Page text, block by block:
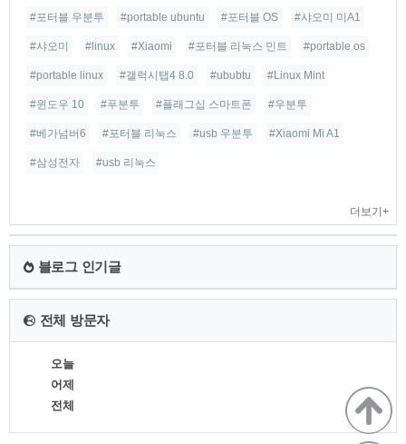
#포터블 우분투 #portable ubuntu #포터블 OS #샤오미 미A1
#샤오미 #linux #Xiaomi #포터블 리눅스 민트 #portable os
#portable linux #갤럭시탭4 8.0 #ububtu #Linux Mint
#윈도우 10 #푸분투 #플래그십 스마트폰 #우분투
#베가넘버6 #포터블 리눅스 #usb 우분투 #Xiaomi Mi A1
#삼성전자 #usb 리눅스
더보기+
블로그 인기글
전체 방문자
오늘
어제
전체